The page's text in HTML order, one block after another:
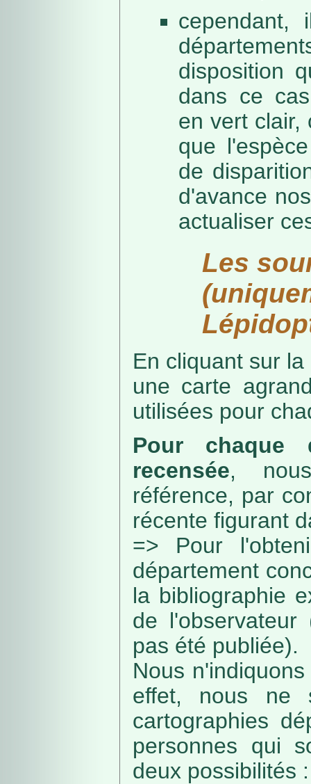
cependant,
disposition
dans ce
en vert clair,
que
de
d'avance
actualiser
Les
En cliquant sur
une carte
utilisées pour
Pour chaque
recensée,
référence, par
récente figurant
=> Pour
département
la bibliographie
de
pas été publiée).
Nous
effet, nous ne
cartographies
personnes qui
deux possibilités :